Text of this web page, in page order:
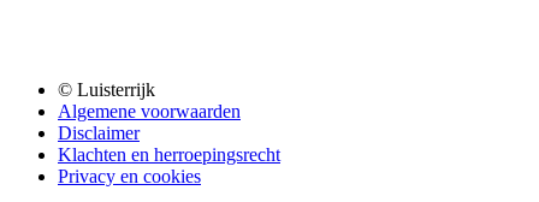
© Luisterrijk
Algemene voorwaarden
Disclaimer
Klachten en herroepingsrecht
Privacy en cookies